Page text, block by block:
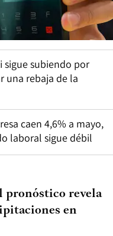
sigue subiendo por
una rebaja de la
caen 4,6% a mayo,
laboral sigue débil
pronóstico revela
en